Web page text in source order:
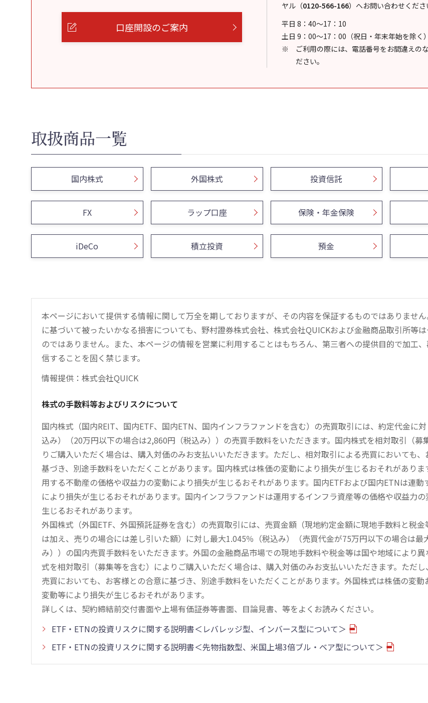
口座開設のご案内
ヤル （0120-566-166） へお問い合わせくださ
平日 8：40～17：10
土日 9：00～17：00（祝日・年末年始を除く）
ご利用の際には、電話番号をお間違えの
ださい。
取扱商品一覧
国内株式 外国株式 投資信託
FX ラップ口座 保険・年金保険
iDeCo 積立投資 預金
本ページにおいて提供する情報に関して万全を期しておりますが、その内容を保証するものではありませ
に基づいて被ったいかなる損害についても、野村證券株式会社、株式会社QUICKおよび金融商品取引所等
のではありません。また、本ページの情報を営業に利用することはもちろん、第三者への提供目的で加工
信することを固く禁じます。
情報提供：株式会社QUICK
株式の手数料等およびリスクについて
国内株式（国内REIT、国内ETF、国内ETN、国内インフラファンドを含む）の売買取引には、約定代金に
込み）（20万円以下の場合は2,860円（税込み））の売買手数料をいただきます。国内株式を相対取引（募
りご購入いただく場合は、購入対価のみお支払いいただきます。ただし、相対取引による売買においても
基づき、別途手数料をいただくことがあります。国内株式は株価の変動により損失が生じるおそれがありま
用する不動産の価格や収益力の変動により損失が生じるおそれがあります。国内ETFおよび国内ETNは連動
により損失が生じるおそれがあります。国内インフラファンドは運用するインフラ資産等の価格や収益力
生じるおそれがあります。
外国株式（外国ETF、外国預託証券を含む）の売買取引には、売買金額（現地約定金額に現地手数料と税
は加え、売りの場合には差し引いた額）に対し最大1.045％（税込み）（売買代金が75万円以下の場合は最
み））の国内売買手数料をいただきます。外国の金融商品市場での現地手数料や税金等は国や地域により異
式を相対取引（募集等を含む）によりご購入いただく場合は、購入対価のみお支払いいただきます。ただ
売買においても、お客様との合意に基づき、別途手数料をいただくことがあります。外国株式は株価の変動
変動等により損失が生じるおそれがあります。
詳しくは、契約締結前交付書面や上場有価証券等書面、目論見書、等をよくお読みください。
ETF・ETNの投資リスクに関する説明書＜レバレッジ型、インバース型について＞
ETF・ETNの投資リスクに関する説明書＜先物指数型、米国上場3倍ブル・ベア型について＞